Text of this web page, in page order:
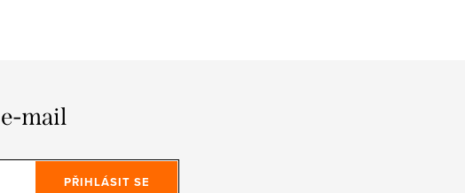
mail
PŘIHLÁSIT SE